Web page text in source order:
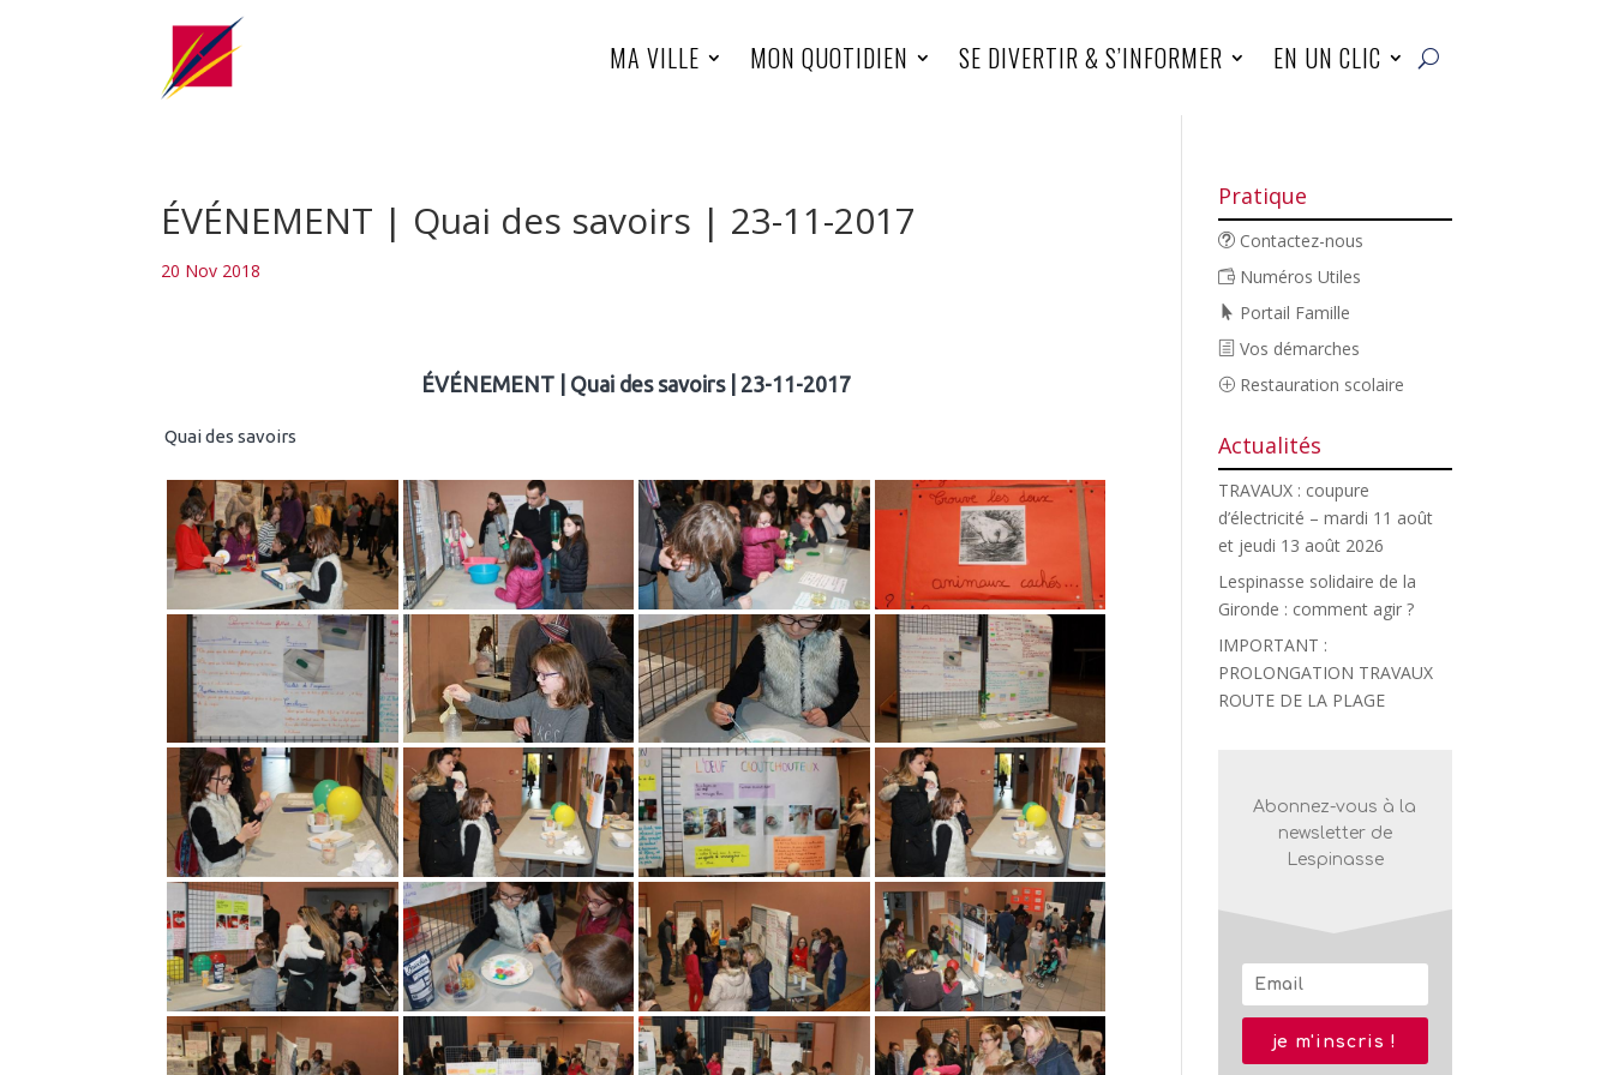
MA VILLE MON QUOTIDIEN SE DIVERTIR & S’INFORMER EN UN CLIC
ÉVÉNEMENT | Quai des savoirs | 23-11-2017
20 Nov 2018
ÉVÉNEMENT | Quai des savoirs | 23-11-2017
Quai des savoirs
Pratique
Contactez-nous
Numéros Utiles
Portail Famille
Vos démarches
Restauration scolaire
Actualités
TRAVAUX : coupure
d’électricité – mardi 11 août
et jeudi 13 août 2026
Lespinasse solidaire de la
Gironde : comment agir ?
IMPORTANT :
PROLONGATION TRAVAUX
ROUTE DE LA PLAGE
Abonnez-vous à la
newsletter de
Lespinasse
je m'inscris !